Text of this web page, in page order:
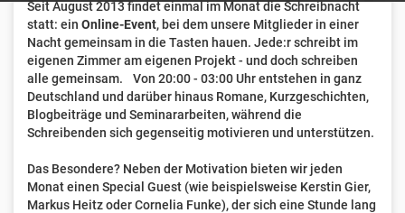
Seit August 2013 findet einmal im Monat die Schreibnacht
statt: ein Online-Event, bei dem unsere Mitglieder in einer
Nacht gemeinsam in die Tasten hauen. Jede:r schreibt im
eigenen Zimmer am eigenen Projekt - und doch schreiben
alle gemeinsam. Von 20:00 - 03:00 Uhr entstehen in ganz
Deutschland und darüber hinaus Romane, Kurzgeschichten,
Blogbeiträge und Seminararbeiten, während die
Schreibenden sich gegenseitig motivieren und unterstützen.
Das Besondere? Neben der Motivation bieten wir jeden
Monat einen Special Guest (wie beispielsweise Kerstin Gier,
Markus Heitz oder Cornelia Funke), der sich eine Stunde lang